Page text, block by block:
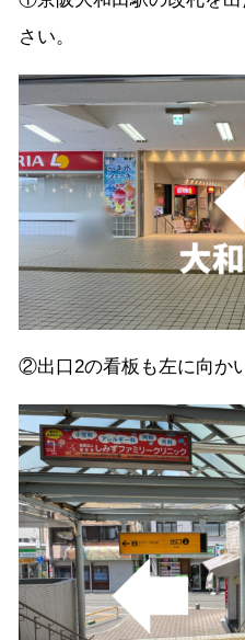
さい。
②出口2の看板も左に向か